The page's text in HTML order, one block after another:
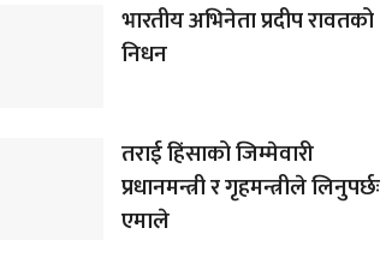
भारतीय अभिनेता प्रदीप रावतको
निधन
तराई हिंसाको जिम्मेवारी
प्रधानमन्त्री र गृहमन्त्रीले लिनुपर्छः
एमाले